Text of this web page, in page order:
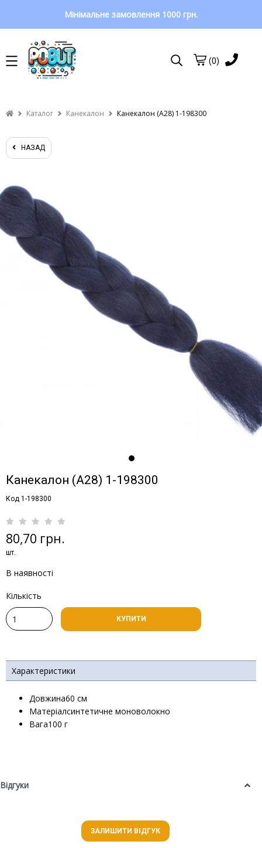
Мінімальне замовлення 1000 грн.
(0)
Каталог Канекалон Канекалон (A28) 1-198300
НАЗАД
Канекалон (A28) 1-198300
Код 1-198300
80,70 грн.
шт.
В наявності
Кількість
КУПИТИ
Характеристики
Довжина60 см
Матеріалсинтетичне моноволокно
Вага100 г
Відгуки
ЗАЛИШИТИ ВІДГУК